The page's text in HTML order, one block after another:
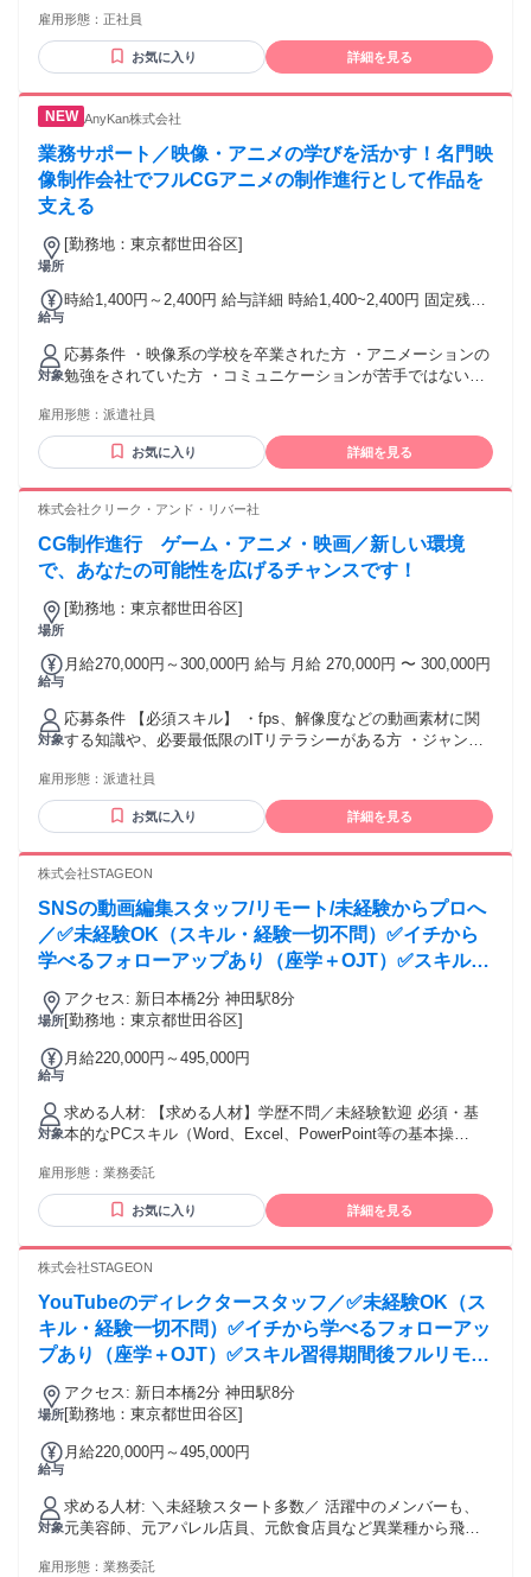
備考：変更無
る中で、単なる制作業務にとどまらず、マーケティング戦略
の上流工程から構想を練る戦略的なアプローチを実施してい
ます。楽天モバイルショップのプロモーションを通じて、ク
数増加に伴う追加人員募集となります。 学歴・資格 学歴：大
学院 大学 語学力： 資格：
雇用形態： 正社員
お気に入り 詳細を見る
AnyKan株式会社
業務サポート／映像・アニメの学びを活かす！名門映
像制作会社でフルCGアニメの制作進行として作品を
支える
場所
[勤務地：東京都世田谷区]
給与
時給1,400円～2,400円 給与詳細 時給1,400~2,400円 固定残業
対象
応募条件 ・映像系の学校を卒業された方 ・アニメーションの
勉強をされていた方 ・コミュニケーションが苦手ではない方
雇用形態： 派遣社員
お気に入り 詳細を見る
株式会社クリーク・アンド・リバー社
CG制作進行 ゲーム・アニメ・映画／新しい環境
で、あなたの可能性を広げるチャンスです！
場所
[勤務地：東京都世田谷区]
給与
月給270,000円～300,000円 給与 月給 270,000円 〜 300,000円
対象
応募条件 【必須スキル】 ・fps、解像度などの動画素材に関
する知識や、必要最低限のITリテラシーがある方 ・ジャンル
や編アシ、CM業界のPM経験者、アニメ作画進行など） ・社
内外問わず、円滑なコミュニケーションを取れる方 【歓迎条
件】 ・CG制作やアニメ、ローカライズ作品等の制作進行経験
Photoshopなどのグラフィック・編集ソフトの操作経験がある
迎。 ただし、映像業界にて何かしらの業務経験者が望ましい
です（映像ジャンル、職種不問）
雇用形態： 派遣社員
お気に入り 詳細を見る
株式会社STAGEON
SNSの動画編集スタッフ/リモート/未経験からプロへ
／✅未経験OK（スキル・経験一切不問）✅イチから
学べるフォローアップあり（座学＋OJT）✅スキル習
得期間後フルリモートOK（必要に応じてオフィス稼
働あり）✅ゆくゆくはプロデューサーを目指せる（顧
場所
アクセス: 新日本橋2分 神田駅8分
[勤務地：東京都世田谷区]
給与
月給220,000円～495,000円
対象
求める人材: 【求める人材】学歴不問／未経験歓迎 必須・基
本的なPCスキル（Word、Excel、PowerPoint等の基本操
きる方（業務で使用） 歓迎（なくてもOK）・Premiere Pro／
Photoshopの基本スキル・営業、接客、販売などの対人コミュ
ニケーション経験・マーケティング／SNS運用への興味
雇用形態： 業務委託
お気に入り 詳細を見る
株式会社STAGEON
YouTubeのディレクタースタッフ／✅未経験OK（ス
キル・経験一切不問）✅イチから学べるフォローアッ
プあり（座学＋OJT）✅スキル習得期間後フルリモー
トOK（必要に応じてオフィス稼働あり）✅ゆくゆく
はプロデューサーを目指せる（顧客対応まで担当）
場所
アクセス: 新日本橋2分 神田駅8分
[勤務地：東京都世田谷区]
給与
月給220,000円～495,000円
対象
求める人材: ＼未経験スタート多数／ 活躍中のメンバーも、
元美容師、元アパレル店員、元飲食店員など異業種から飛び
で、一切問いません。「成長したい」「イチから頑張りた
雇用形態： 業務委託